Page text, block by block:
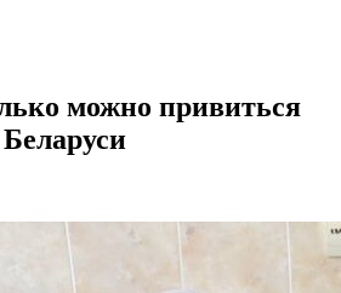
можно привиться